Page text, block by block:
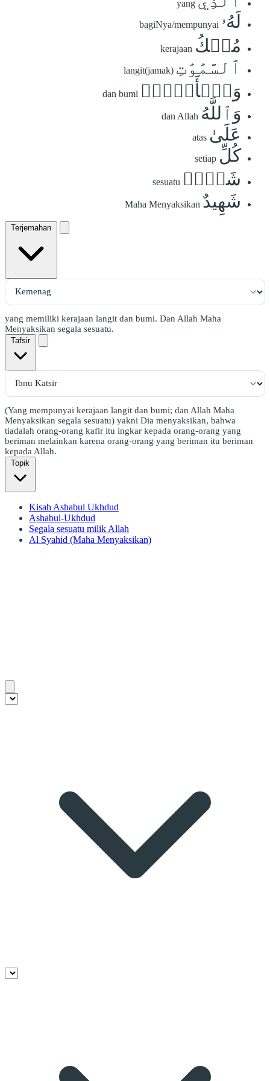
yang
لَهُۥ bagiNya/mempunyai
مُلۡكُ kerajaan
ٱلسَّمَٰوَٰتِ langit(jamak)
وَٱلۡأَرۡضِۚ dan bumi
وَٱللَّهُ dan Allah
عَلَىٰ atas
كُلِّ setiap
شَيۡءٖ sesuatu
شَهِيدٌ Maha Menyaksikan
Terjemahan
yang memiliki kerajaan langit dan bumi. Dan Allah Maha
Menyaksikan segala sesuatu.
Tafsir
(Yang mempunyai kerajaan langit dan bumi; dan Allah Maha
Menyaksikan segala sesuatu) yakni Dia menyaksikan, bahwa
tiadalah orang-orang kafir itu ingkar kepada orang-orang yang
beriman melainkan karena orang-orang yang beriman itu beriman
kepada Allah.
Topik
Kisah Ashabul Ukhdud
Ashabul-Ukhdud
Segala sesuatu milik Allah
Al Syahid (Maha Menyaksikan)